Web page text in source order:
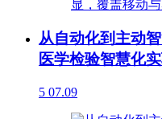
从自动化到主动
医学检验智慧化
5 07.09